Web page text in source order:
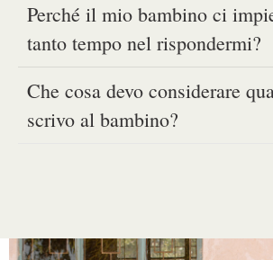
Perché il mio bambino ci
tanto tempo nel rispondermi?
Che cosa devo considerare
scrivo al bambino?